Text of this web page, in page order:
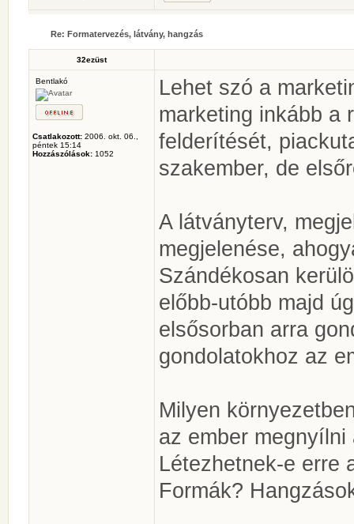
Re: Formatervezés, látvány, hangzás
32ezüst
Bentlakó
Csatlakozott: 2006. okt. 06.,
péntek 15:14
Hozzászólások: 1052
Lehet szó a
marketing inkább a
felderítését,
szakember, de
A látványterv,
megjelenése,
Szándékosan
előbb-utóbb majd
elsősorban arra
gondolatokhoz az
Milyen
az ember
Létezhetnek-e erre
Formák?